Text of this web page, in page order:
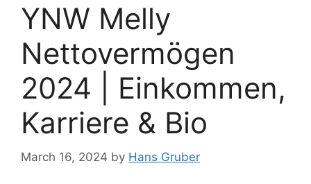
YNW Melly
Nettovermögen
2024 | Einkommen,
Karriere & Bio
March 16, 2024 by Hans Gruber